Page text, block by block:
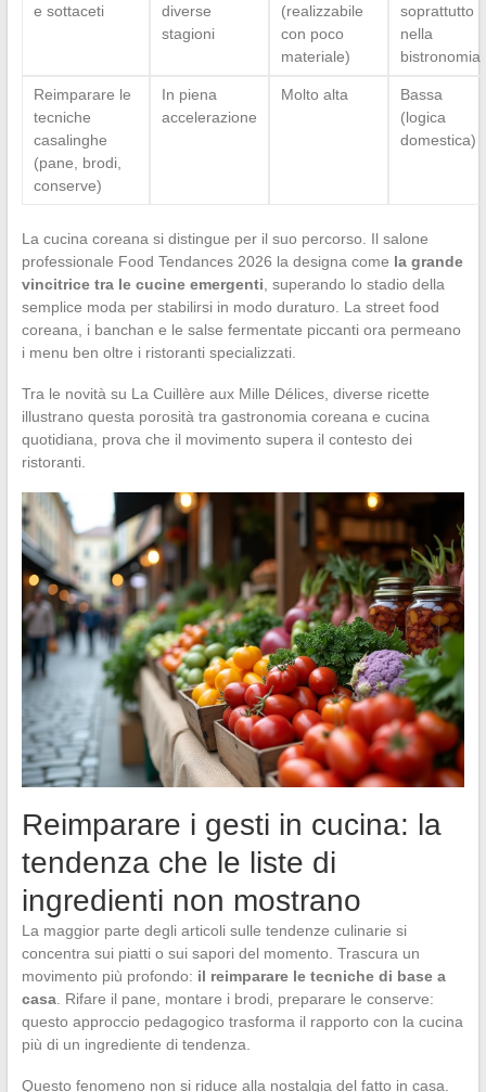
e sottaceti
diverse
stagioni
(realizzabile
con poco
materiale)
soprattutto
nella
bistronomia
Reimparare le
tecniche
casalinghe
(pane, brodi,
conserve)
In piena
accelerazione
Molto alta
Bassa
(logica
domestica)
La cucina coreana si distingue per il suo percorso. Il salone
professionale Food Tendances 2026 la designa come la grande
vincitrice tra le cucine emergenti , superando lo stadio della
semplice moda per stabilirsi in modo duraturo. La street food
coreana, i banchan e le salse fermentate piccanti ora permeano
i menu ben oltre i ristoranti specializzati.
Tra le novità su La Cuillère aux Mille Délices, diverse ricette
illustrano questa porosità tra gastronomia coreana e cucina
quotidiana, prova che il movimento supera il contesto dei
ristoranti.
Reimparare i gesti in cucina: la
tendenza che le liste di
ingredienti non mostrano
La maggior parte degli articoli sulle tendenze culinarie si
concentra sui piatti o sui sapori del momento. Trascura un
movimento più profondo: il reimparare le tecniche di base a
casa. Rifare il pane, montare i brodi, preparare le conserve:
questo approccio pedagogico trasforma il rapporto con la cucina
più di un ingrediente di tendenza.
Questo fenomeno non si riduce alla nostalgia del fatto in casa.